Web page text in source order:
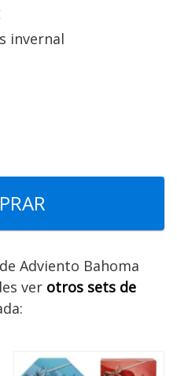
invernal
Adviento Bahoma
ver otros sets de